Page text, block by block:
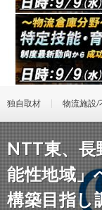
独自取材 物流施設/
NTT東、長
能性地域」
構築目指し